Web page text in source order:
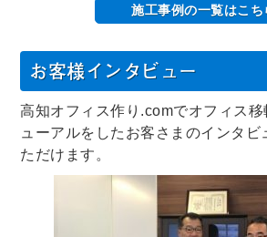
施工事例の一覧はこち
お客様インタビュー
高知オフィス作り.comでオフィス
ューアルをしたお客さまのインタビ
ただけます。